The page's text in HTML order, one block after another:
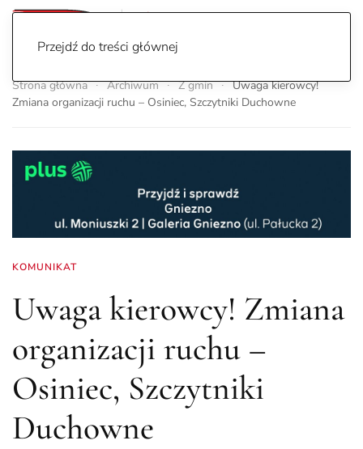
Przejdź do treści głównej
Strona główna Archiwum Z gmin
Uwaga kierowcy!
Zmiana organizacji ruchu – Osiniec, Szczytniki Duchowne
KOMUNIKAT
Uwaga kierowcy! Zmiana
organizacji ruchu –
Osiniec, Szczytniki
Duchowne